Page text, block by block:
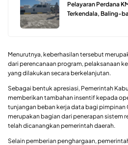
Pelayaran Perdana
Terkendala, Baling-
Menurutnya, keberhasilan tersebut
dari perencanaan program, pelaksanaan
yang dilakukan secara berkelanjutan.
Sebagai bentuk apresiasi, Pemerintah
memberikan tambahan insentif kepada
tunjangan beban kerja data bagi pimpinan
merupakan bagian dari penerapan sistem
telah dicanangkan pemerintah daerah.
Selain pemberian penghargaan,